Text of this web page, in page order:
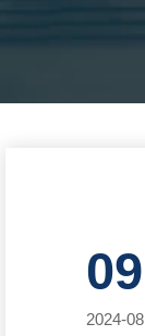
09
2024-08